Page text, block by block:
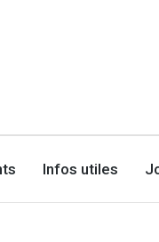
Infos utiles